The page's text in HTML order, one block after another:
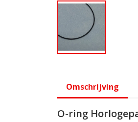
Omschrijving
O-ring